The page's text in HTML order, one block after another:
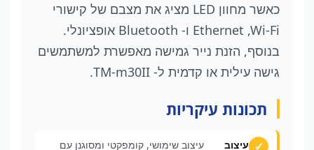
כאשר מחוון LED מציג את מצבם של קישורי
Ethernet ,Wi-Fi ו- Bluetooth אופציונלי.
בנוסף, הזנת נייר גמישה מאפשרת למשתמשים
גישה עילית או קדמית ל- TM-m30II.
תכונות עיקריות
עיצוב
עיצוב שימושי, קומפקטי ומסוגנן עם